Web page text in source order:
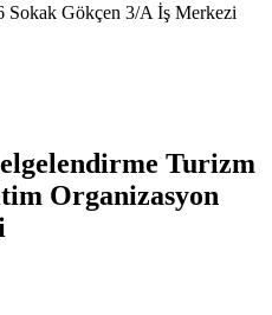
Sokak Gökçen 3/A İş Merkezi
Turizm
Organizasyon